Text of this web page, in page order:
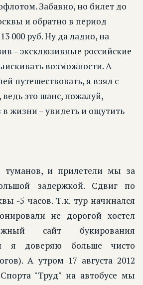
Забавно, но билет до
и обратно в период
000 руб. Ну да ладно, на
– эксклюзивные российские
возможности. А
путешествовать, я взял с
это шанс, пожалуй,
жизни – увидеть и ощутить
туманов, и прилетели мы за
задержкой. Сдвиг по
-5 часов. Т.к. тур начинался
не дорогой хостел
сайт букирования
я доверяю больше чисто
А утром 17 августа 2012
"Труд" на автобусе мы